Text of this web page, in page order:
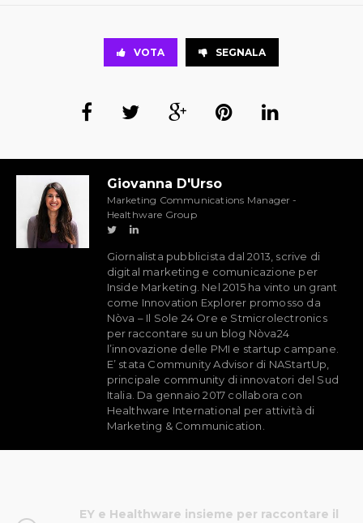
VOTA SEGNALA
Giovanna D'Urso
Marketing Communications Manager -
Healthware Group
Giornalista pubblicista dal 2013, scrive di
digital marketing e comunicazione per
Inside Marketing. Nel 2015 ha vinto un grant
come Innovation Explorer promosso da
Nòva – Il Sole 24 Ore e Stmicrolectronics
per raccontare su un blog Nòva24
l’innovazione delle PMI e startup campane.
E’ stata Community Advisor di NAStartUp,
principale community di innovatori del Sud
Italia. Da gennaio 2017 collabora con
Healthware International per attività di
Marketing & Communication.
EY e Healthware insieme per raccontare il